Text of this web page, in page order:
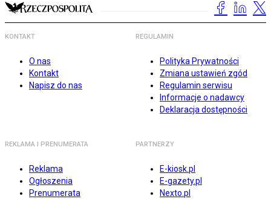
KONTAKT
O nas
Kontakt
Napisz do nas
REGULAMIN
Polityka Prywatności
Zmiana ustawień zgód
Regulamin serwisu
Informacje o nadawcy
Deklaracja dostępności
REKLAMA I PRENUMERATA
Reklama
Ogłoszenia
Prenumerata
PARTNERZY
E-kiosk.pl
E-gazety.pl
Nexto.pl